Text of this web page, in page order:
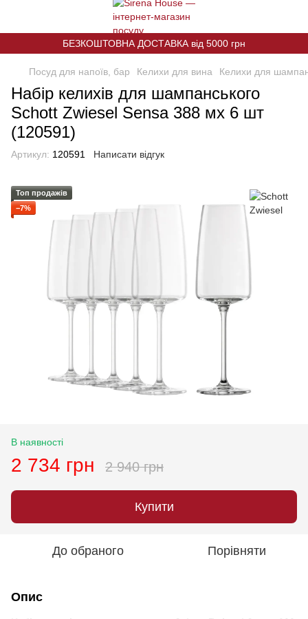
БЕЗКОШТОВНА ДОСТАВКА від 5000 грн
Посуд для напоїв, бар Келихи для вина Келихи для
Набір келихів для шампанського
Schott Zwiesel Sensa 388 мх 6 шт
(120591)
Артикул: 120591 Написати відгук
Топ продажів
−7%
В наявності
2 734 грн 2 940 грн
Купити
До обраного Порівняти
Опис